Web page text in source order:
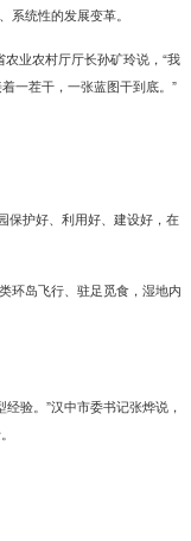
统性的发展变革。
业农村厅厅长孙矿玲说，“我
一茬干，一张蓝图干到底。”
保护好、利用好、建设好，在
环岛飞行、驻足觅食，湿地内
验。”汉中市委书记张烨说，